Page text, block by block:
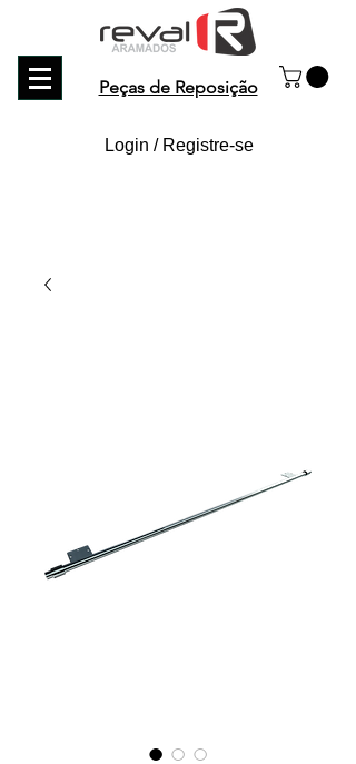
Peças de Reposição
Login / Registre-se